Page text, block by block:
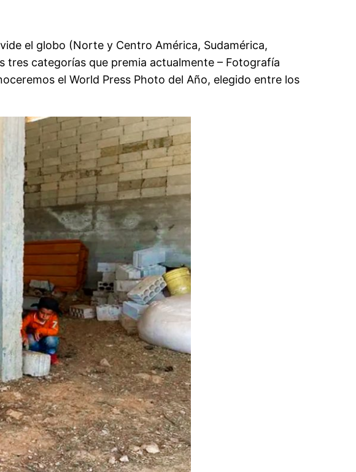
el globo (Norte y Centro América, Sudamérica,
tres categorías que premia actualmente – Fotografía
el World Press Photo del Año, elegido entre los